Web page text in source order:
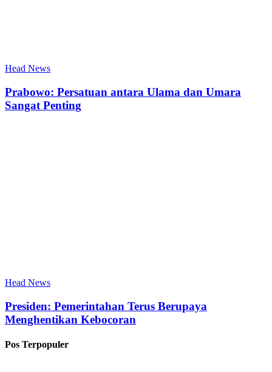
Head News
Prabowo: Persatuan antara Ulama dan Umara
Sangat Penting
Head News
Presiden: Pemerintahan Terus Berupaya
Menghentikan Kebocoran
Pos Terpopuler